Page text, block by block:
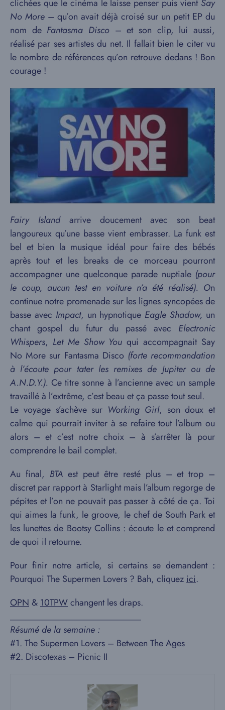
clichées que le cinéma le laisse penser puis vient Say
No More – qu’on avait déjà croisé sur un petit EP du
nom de Fantasma Disco – et son clip, lui aussi,
réalisé par ses artistes du net. Il fallait bien le citer vu
le nombre de références qu’on retrouve dedans ! Bon
courage !
Fairy Islandarrive doucement avec son beat
langoureux qu’une basse vient embrasser. La funk est
bel et bien la musique idéal pour faire des bébés
après tout et les breaks de ce morceau pourront
accompagner une quelconque parade nuptiale (pour
le coup, aucun test en voiture n’a été réalisé). On
continue notre promenade sur les lignes syncopées de
basse avec Impact, un hypnotique Eagle Shadow, un
chant gospel du futur du passé avec Electronic
Whispers, Let Me Show Youqui accompagnait Say
No More sur Fantasma Disco (forte recommandation
à l’écoute pour tater les remixes de Jupiter ou de
A.N.D.Y.).Ce titre sonne à l’ancienne avec un sample
travaillé à l’extrême, c’est beau et ça passe tout seul.
Le voyage s’achève sur Working Girl, son doux et
calme qui pourrait inviter à se refaire tout l’album ou
alors – et c’est notre choix – à s’arrêter là pour
comprendre le bail complet.
Au final, BTA est peut être resté plus – et trop –
discret par rapport à Starlight mais l’album regorge de
pépites et l’on ne pouvait pas passer à côté de ça. Toi
qui aimes la funk, le groove, le chef de South Park et
les lunettes de Bootsy Collins : écoute le et comprend
de quoi il retourne.
Pour finir notre article, si certains se demandent :
Pourquoi The Supermen Lovers ? Bah, cliquez ici.
OPN & 10TPWchangent les draps.
Résumé de la semaine :
#1. The Supermen Lovers – Between The Ages
#2. Discotexas – Picnic II